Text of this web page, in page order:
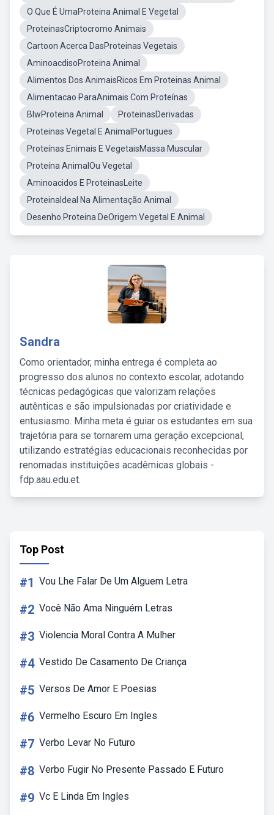
O Que É UmaProteina Animal E Vegetal
ProteinasCriptocromo Animais
Cartoon Acerca DasProteinas Vegetais
AminoacdisoProteina Animal
Alimentos Dos AnimaisRicos Em Proteinas Animal
Alimentacao ParaAnimais Com Proteínas
BlwProteina Animal
ProteinasDerivadas
Proteinas Vegetal E AnimalPortugues
Proteínas Enimais E VegetaisMassa Muscular
Proteína AnimalOu Vegetal
Aminoacidos E ProteinasLeite
ProteinaIdeal Na Alimentação Animal
Desenho Proteina DeOrigem Vegetal E Animal
Sandra
Como orientador, minha entrega é completa ao
progresso dos alunos no contexto escolar, adotando
técnicas pedagógicas que valorizam relações
autênticas e são impulsionadas por criatividade e
entusiasmo. Minha meta é guiar os estudantes em sua
trajetória para se tornarem uma geração excepcional,
utilizando estratégias educacionais reconhecidas por
renomadas instituições acadêmicas globais -
fdp.aau.edu.et.
Top Post
#1 Vou Lhe Falar De Um Alguem Letra
#2 Você Não Ama Ninguém Letras
#3 Violencia Moral Contra A Mulher
#4 Vestido De Casamento De Criança
#5 Versos De Amor E Poesias
#6 Vermelho Escuro Em Ingles
#7 Verbo Levar No Futuro
#8 Verbo Fugir No Presente Passado E Futuro
#9 Vc E Linda Em Ingles